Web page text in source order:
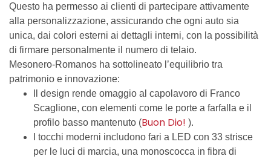
Questo ha permesso ai clienti di partecipare attivamente
alla personalizzazione, assicurando che ogni auto sia
unica, dai colori esterni ai dettagli interni, con la possibilità
di firmare personalmente il numero di telaio.
Mesonero-Romanos ha sottolineato l’equilibrio tra
patrimonio e innovazione:
Il design rende omaggio al capolavoro di Franco
Scaglione, con elementi come le porte a farfalla e il
profilo basso mantenuto (Buon Dio! ).
I tocchi moderni includono fari a LED con 33 strisce
per le luci di marcia, una monoscocca in fibra di